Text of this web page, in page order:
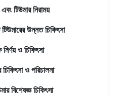
টিউমার নিরাময়
উন্নত চিকিৎসা
ও চিকিৎসা
ও পরিচালনা
বিশেষজ্ঞ চিকিৎসা